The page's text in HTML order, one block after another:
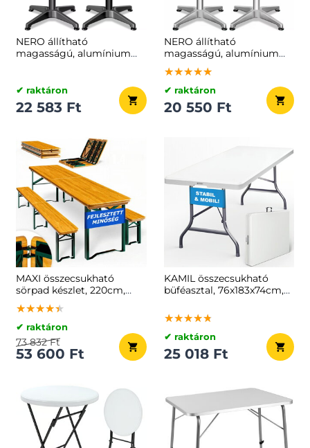
NERO állítható
magasságú, alumínium
✔ raktáron
22 583 Ft
NERO állítható
magasságú, alumínium
bárasztal, Ø60cm, ezüst
★★★★★
★★★★★
★★★★★
✔ raktáron
20 550 Ft
MAXI összecsukható
sörpad készlet, 220cm,
természetes barna
★★★★★
★★★★★
★★★★★
✔ raktáron
53 600 Ft
73 832 Ft
KAMIL összecsukható
büféasztal, 76x183x74cm,
★★★★★
★★★★★
★★★★★
✔ raktáron
25 018 Ft